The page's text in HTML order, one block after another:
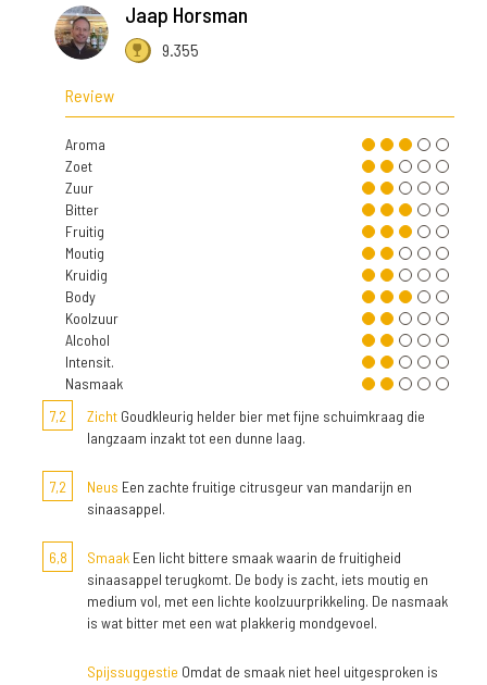
Jaap Horsman
9.355
Review
Aroma
Zoet
Zuur
Bitter
Fruitig
Moutig
Kruidig
Body
Koolzuur
Alcohol
Intensit.
Nasmaak
7,2
Zicht Goudkleurig helder bier met fijne schuimkraag die
langzaam inzakt tot een dunne laag.
7,2 Neus Een zachte fruitige citrusgeur van mandarijn en
sinaasappel.
6,8 Smaak Een licht bittere smaak waarin de fruitigheid
sinaasappel terugkomt. De body is zacht, iets moutig en
medium vol, met een lichte koolzuurprikkeling. De nasmaak
is wat bitter met een wat plakkerig mondgevoel.
Spijssuggestie Omdat de smaak niet heel uitgesproken is